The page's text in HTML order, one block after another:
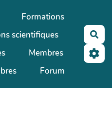
Formations
scientifiques
Membres
Forum